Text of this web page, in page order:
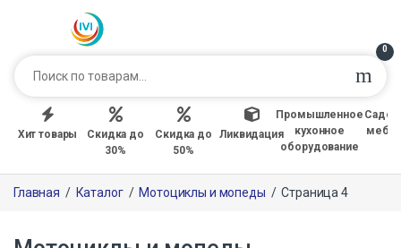
0
Хит товары
Скидка до
30%
Скидка до
50%
Ликвидация
Промышленное
кухонное
оборудование
Главная / Каталог / Мотоциклы и мопеды / Страница 4